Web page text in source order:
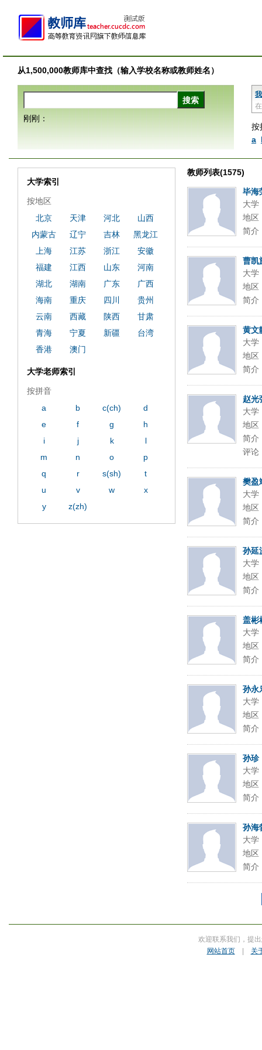
从1,500,000教师库中查找（输入学校名称或教师姓名）
按
a
刚刚：
教师列表(1575)
毕海
大学
地区
简介
曹凯
大学
地区
简介
黄文
大学
地区
简介
赵光
大学
地区
简介
评论
樊盈
大学
地区
简介
孙延
大学
地区
简介
盖彬
大学
地区
简介
孙永
大学
地区
简介
孙珍
大学
地区
简介
孙海
大学
地区
简介
大学索引
按地区
北京
天津 河北
山西
内蒙古
辽宁 吉林
黑龙江
上海
江苏 浙江
安徽
福建
江西 山东
河南
湖北
湖南 广东
广西
海南
重庆 四川
贵州
云南
西藏 陕西
甘肃
青海
宁夏 新疆
台湾
香港
澳门
大学老师索引
按拼音
a
b c(ch)
d
e
f g
h
i
j k
l
m
n o
p
q
r s(sh)
t
u
v w
x
y
z(zh)
欢迎联系我们，提
网站首页| 关